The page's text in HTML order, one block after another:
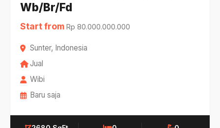
Wb/Br/Fd
Start from Rp 80.000.000.000
Sunter, Indonesia
Jual
Wibi
Baru saja